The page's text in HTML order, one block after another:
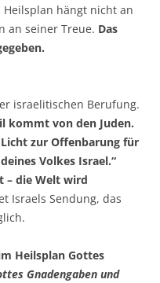
hängt nicht an
an seiner Treue. Das
israelitischen Berufung.
kommt von den Juden.
Licht zur Offenbarung für
Volkes Israel.“
– die Welt wird
Israels Sendung, das
Heilsplan Gottes
Gnadengaben und